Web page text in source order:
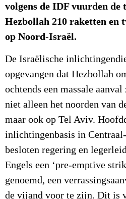
volgens de IDF vuurden
Hezbollah 210 raketten en
op Noord-Israël.
De Israëlische
opgevangen dat Hezbollah
ochtends een massale
niet alleen het noorden van
maar ook op Tel Aviv.
inlichtingenbasis in
besloten regering en
Engels een ‘pre-emptive
genoemd, een
de vijand voor te zijn. Dit is